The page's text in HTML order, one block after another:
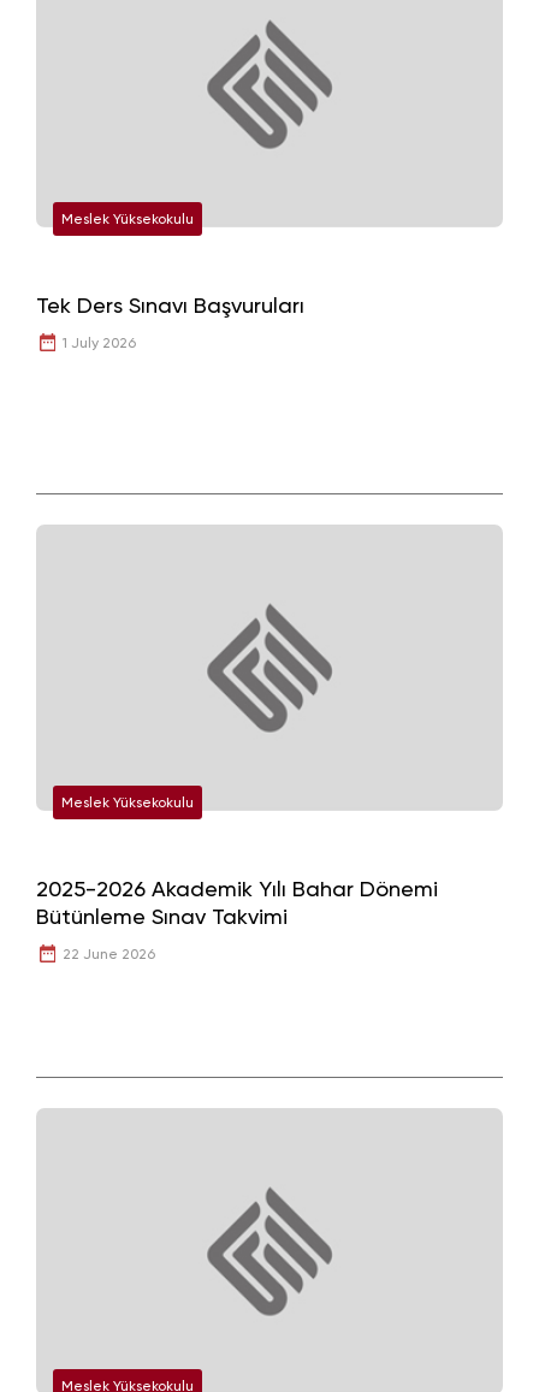
Meslek Yüksekokulu
Tek Ders Sınavı Başvuruları
1 July 2026
Meslek Yüksekokulu
2025-2026 Akademik Yılı Bahar Dönemi
Bütünleme Sınav Takvimi
22 June 2026
Meslek Yüksekokulu